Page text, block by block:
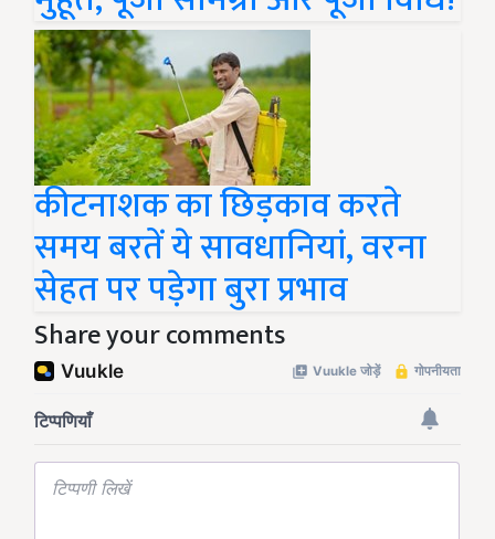
कीटनाशक का छिड़काव करते
समय बरतें ये सावधानियां, वरना
सेहत पर पड़ेगा बुरा प्रभाव
Share your comments